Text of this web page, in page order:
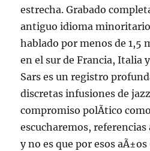
estrecha. Grabado
antiguo idioma
hablado por menos de 1,5
en el sur de Francia, Italia
Sars es un registro
discretas infusiones de
compromiso polÃ­tico
escucharemos,
y no es que por esos